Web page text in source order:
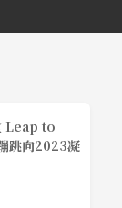
Leap to
跳向2023凝